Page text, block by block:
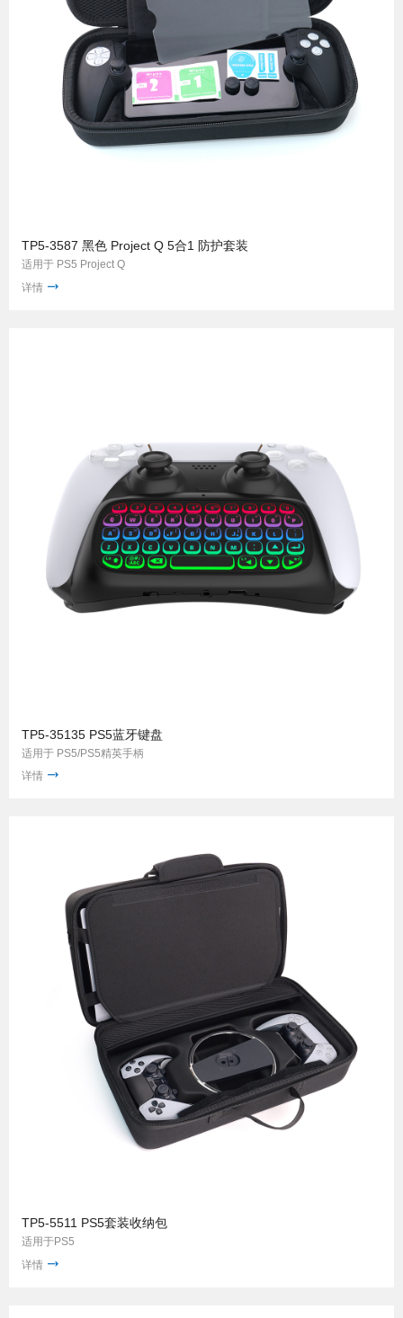
TP5-3587 黑色 Project Q 5合1 防护套装
适用于 PS5 Project Q
详情
TP5-35135 PS5蓝牙键盘
适用于 PS5/PS5精英手柄
详情
TP5-5511 PS5套装收纳包
适用于PS5
详情